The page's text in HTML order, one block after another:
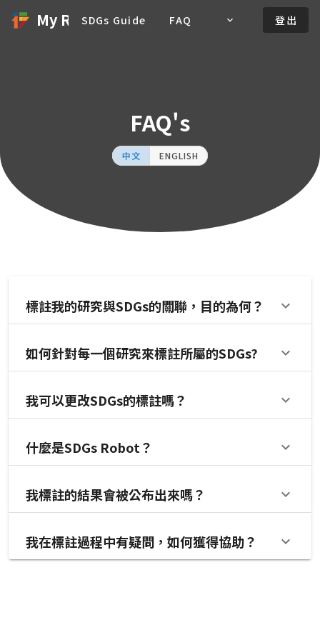
My Research＆SDGs
SDGs Guide FAQ 登出
FAQ's
中文 ENGLISH
標註我的研究與SDGs的關聯，目的為何？
如何針對每一個研究來標註所屬的SDGs?
我可以更改SDGs的標註嗎？
什麼是SDGs Robot？
我標註的結果會被公布出來嗎？
我在標註過程中有疑問，如何獲得協助？